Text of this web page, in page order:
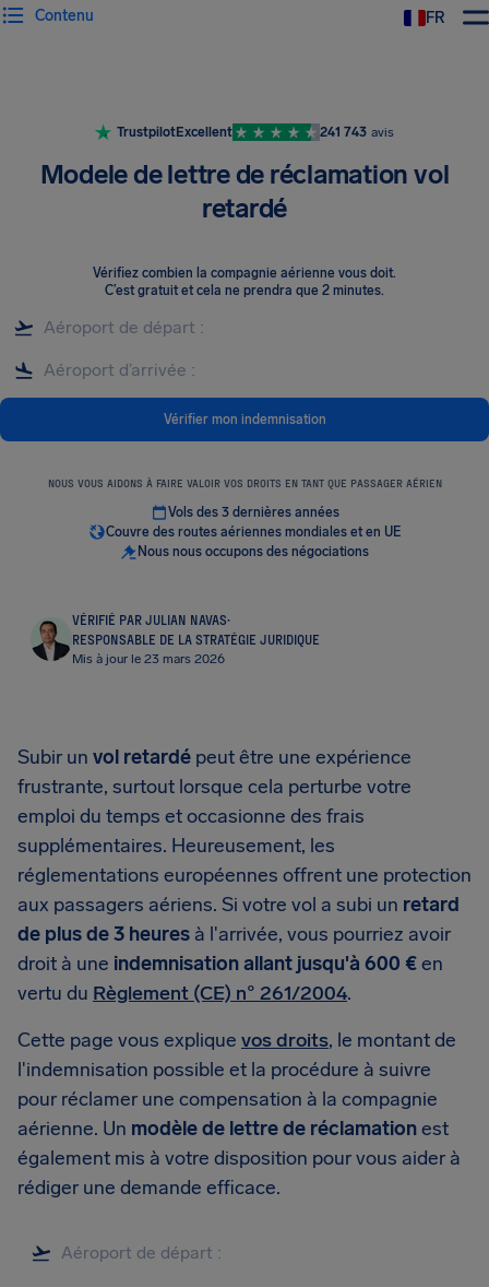
FR
Contenu
TrustpilotExcellent 241 743 avis
Modele de lettre de réclamation vol
retardé
Vérifiez combien la compagnie aérienne vous doit.
C’est gratuit et cela ne prendra que 2 minutes.
Vérifier mon indemnisation
NOUS VOUS AIDONS À FAIRE VALOIR VOS DROITS EN TANT QUE PASSAGER AÉRIEN
Vols des 3 dernières années
Couvre des routes aériennes mondiales et en UE
Nous nous occupons des négociations
VÉRIFIÉ PAR JULIAN NAVAS·
RESPONSABLE DE LA STRATÉGIE JURIDIQUE
Mis à jour le 23 mars 2026
Subir un vol retardé peut être une expérience
frustrante, surtout lorsque cela perturbe votre
emploi du temps et occasionne des frais
supplémentaires. Heureusement, les
réglementations européennes offrent une protection
aux passagers aériens. Si votre vol a subi un retard
de plus de 3 heures à l'arrivée, vous pourriez avoir
droit à une indemnisation allant jusqu'à 600 €en
vertu du Règlement (CE) n° 261/2004.
Cette page vous explique vos droits, le montant de
l'indemnisation possible et la procédure à suivre
pour réclamer une compensation à la compagnie
aérienne. Un modèle de lettre de réclamationest
également mis à votre disposition pour vous aider à
rédiger une demande efficace.